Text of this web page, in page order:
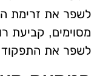
לשפר את זרימת
מסוימים, קביעת
לשפר את התפקוד